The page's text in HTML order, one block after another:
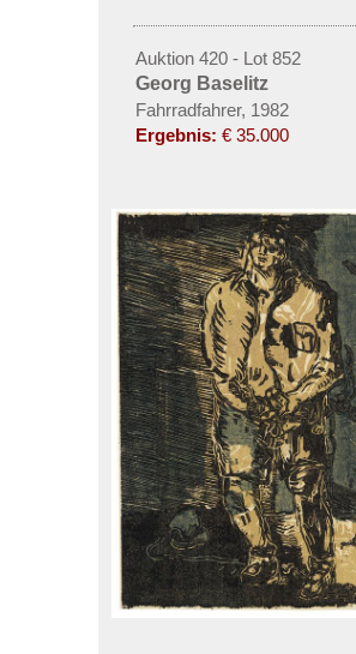
Auktion 420 - Lot 852
Georg Baselitz
Fahrradfahrer, 1982
Ergebnis: € 35.000